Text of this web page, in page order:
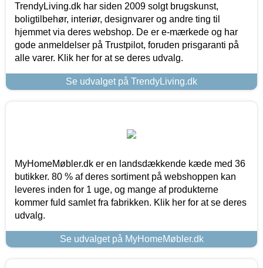
TrendyLiving.dk har siden 2009 solgt brugskunst,
boligtilbehør, interiør, designvarer og andre ting til
hjemmet via deres webshop. De er e-mærkede og har
gode anmeldelser på Trustpilot, foruden prisgaranti på
alle varer. Klik her for at se deres udvalg.
Se udvalget på TrendyLiving.dk
MyHomeMøbler.dk er en landsdækkende kæde med 36
butikker. 80 % af deres sortiment på webshoppen kan
leveres inden for 1 uge, og mange af produkterne
kommer fuld samlet fra fabrikken. Klik her for at se deres
udvalg.
Se udvalget på MyHomeMøbler.dk